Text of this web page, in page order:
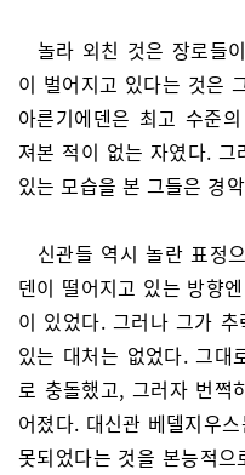
놀라 외친 것은 장로들
이 벌어지고 있다는 것은
아른기에덴은 최고 수준
져본 적이 없는 자였다.
있는 모습을 본 그들은 경
신관들 역시 놀란 표정
덴이 떨어지고 있는 방향
이 있었다. 그러나 그가
있는 대처는 없었다. 그대
로 충돌했고, 그러자 번쩍
어졌다. 대신관 베델지우
못되었다는 것을 본능적